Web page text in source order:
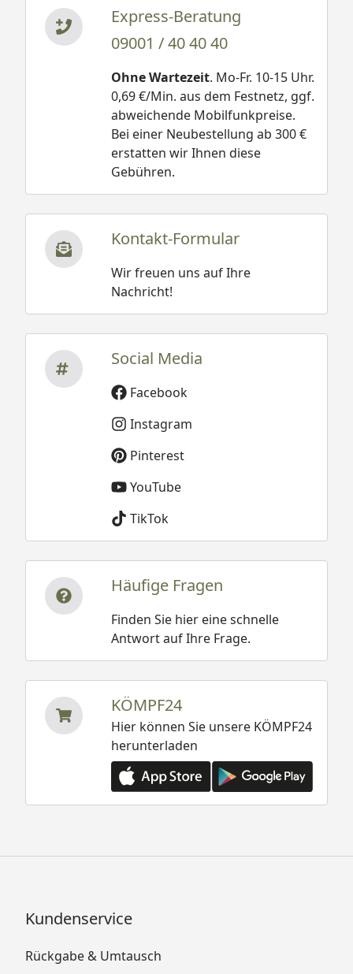
Express-Beratung
09001 / 40 40 40
Ohne Wartezeit. Mo-Fr. 10-15 Uhr.
0,69 €/Min. aus dem Festnetz, ggf.
abweichende Mobilfunkpreise.
Bei einer Neubestellung ab 300 €
erstatten wir Ihnen diese
Gebühren.
Kontakt-Formular
Wir freuen uns auf Ihre
Nachricht!
Social Media
Facebook
Instagram
Pinterest
YouTube
TikTok
Häufige Fragen
Finden Sie hier eine schnelle
Antwort auf Ihre Frage.
KÖMPF24
Hier können Sie unsere KÖMPF24
herunterladen
Kundenservice
Rückgabe & Umtausch